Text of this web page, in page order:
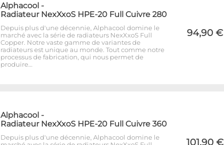
Alphacool -
Radiateur NexXxoS HPE-20 Full Cuivre 280
Depuis plus d'une décennie, Alphacool domine le
marché avec la série de radiateurs NexXxoS Full
Copper. Notre vaste gamme de variantes de
radiateurs est unique au monde. Tout comme notre
processus de fabrication, qui nous permet de
produire…
94,90 €
Alphacool -
Radiateur NexXxoS HPE-20 Full Cuivre 360
Depuis plus d'une décennie, Alphacool domine le
101,90 €